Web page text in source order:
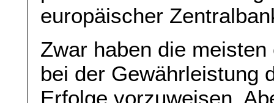
europäischer
Zwar haben die
bei der Gewährleistung
Erfolge vorzuweisen.